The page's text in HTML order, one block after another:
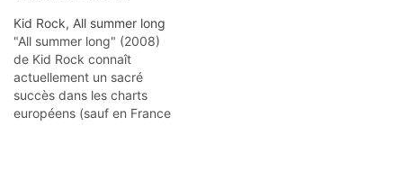
Kid Rock, All summer long
"All summer long" (2008)
de Kid Rock connaît
actuellement un sacré
succès dans les charts
européens (sauf en France